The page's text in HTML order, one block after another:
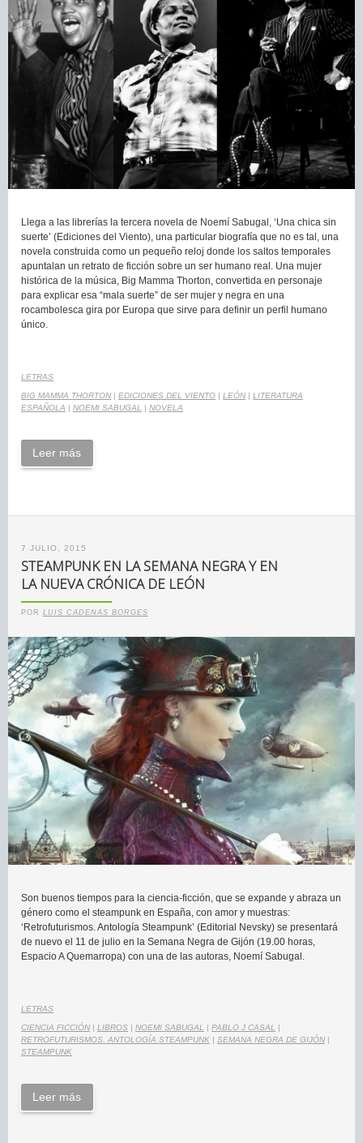
Llega a las librerías la tercera novela de Noemí Sabugal, ‘Una chica sin
suerte’ (Ediciones del Viento), una particular biografía que no es tal, una
novela construida como un pequeño reloj donde los saltos temporales
apuntalan un retrato de ficción sobre un ser humano real. Una mujer
histórica de la música, Big Mamma Thorton, convertida en personaje
para explicar esa “mala suerte” de ser mujer y negra en una
rocambolesca gira por Europa que sirve para definir un perfil humano
único.
LETRAS
BIG MAMMA THORTON | EDICIONES DEL VIENTO | LEÓN | LITERATURA
ESPAÑOLA | NOEMI SABUGAL | NOVELA
Leer más
7 JULIO, 2015
STEAMPUNK EN LA SEMANA NEGRA Y EN
LA NUEVA CRÓNICA DE LEÓN
POR LUIS CADENAS BORGES
Son buenos tiempos para la ciencia-ficción, que se expande y abraza un
género como el steampunk en España, con amor y muestras:
‘Retrofuturismos. Antología Steampunk’ (Editorial Nevsky) se presentará
de nuevo el 11 de julio en la Semana Negra de Gijón (19.00 horas,
Espacio A Quemarropa) con una de las autoras, Noemí Sabugal.
LETRAS
CIENCIA FICCIÓN LIBROS NOEMI SABUGAL PABLO J CASAL
RETROFUTURISMOS. ANTOLOGÍA STEAMPUNK
SEMANA NEGRA DE GIJÓN
STEAMPUNK
Leer más